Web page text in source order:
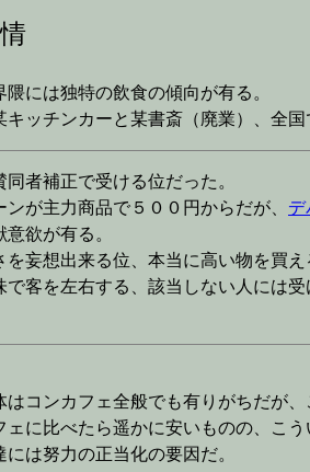
には独特の飲食の傾向が有る。
ッチンカーと某書斎（廃業）、全国
者補正で受ける位だった。
が主力商品で５００円からだが、 デ
欲が有る。
妄想出来る位、本当に高い物を買
で客を左右する、該当しない人には
コンカフェ全般でも有りがちだが、
ェに比べたら遥かに安いものの、
は努力の正当化の要因だ。